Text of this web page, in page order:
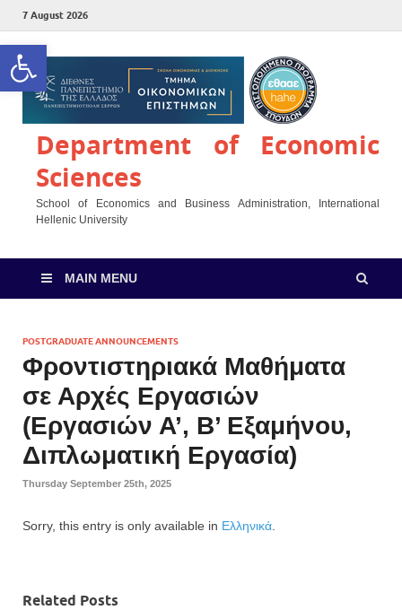
Open toolbar
7 August 2026
Department of Economic
Sciences
School of Economics and Business Administration, International
Hellenic University
MAIN MENU
POSTGRADUATE ANNOUNCEMENTS
Φροντιστηριακά Μαθήματα
σε Αρχές Εργασιών
(Εργασιών Α’, Β’ Εξαμήνου,
Διπλωματική Εργασία)
Thursday September 25th, 2025
Sorry, this entry is only available in Ελληνικά
Related Posts